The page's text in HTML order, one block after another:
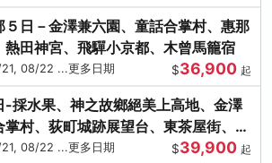
日－金澤兼六園、童話合掌村、惠那
田神宮、飛驒小京都、木曾馬籠宿
08/22 ...更多日期 $36,900 起
-採水果、神之故鄉絕美上高地、金澤
村、荻町城跡展望台、東茶屋街、名
08/22 ...更多日期 $39,900 起